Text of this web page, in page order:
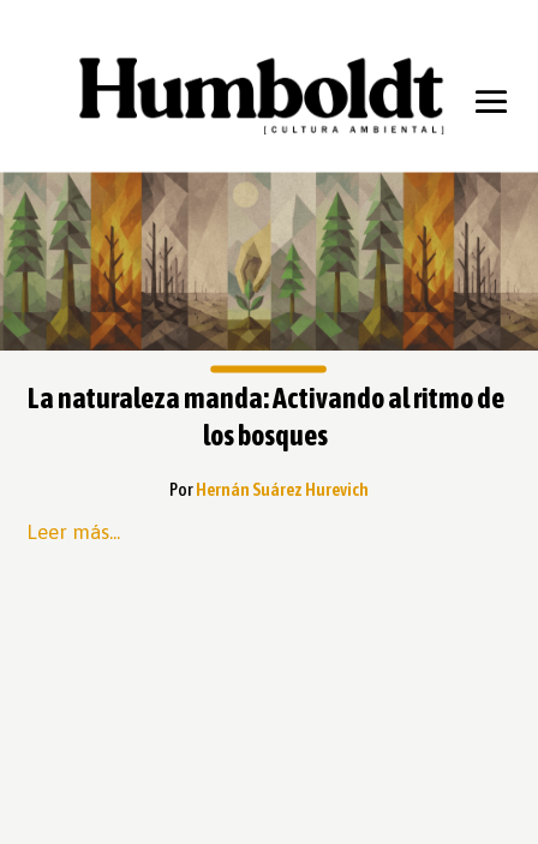
La naturaleza manda: Activando al ritmo de
los bosques
PorHernán Suárez Hurevich
Leer más...